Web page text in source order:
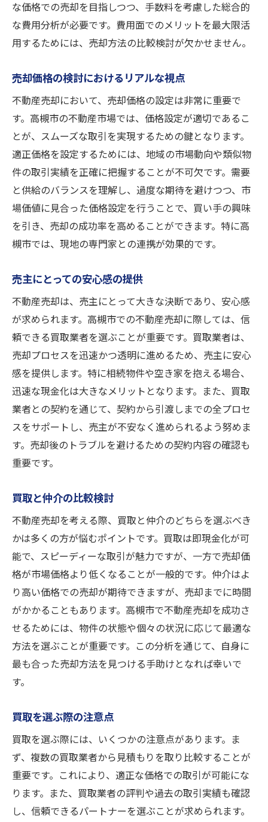
な価格での売却を目指しつつ、手数料を考慮した総合的
な費用分析が必要です。費用面でのメリットを最大限活
用するためには、売却方法の比較検討が欠かせません。
売却価格の検討におけるリアルな視点
不動産売却において、売却価格の設定は非常に重要で
す。高槻市の不動産市場では、価格設定が適切であるこ
とが、スムーズな取引を実現するための鍵となります。
適正価格を設定するためには、地域の市場動向や類似物
件の取引実績を正確に把握することが不可欠です。需要
と供給のバランスを理解し、過度な期待を避けつつ、市
場価値に見合った価格設定を行うことで、買い手の興味
を引き、売却の成功率を高めることができます。特に高
槻市では、現地の専門家との連携が効果的です。
売主にとっての安心感の提供
不動産売却は、売主にとって大きな決断であり、安心感
が求められます。高槻市での不動産売却に際しては、信
頼できる買取業者を選ぶことが重要です。買取業者は、
売却プロセスを迅速かつ透明に進めるため、売主に安心
感を提供します。特に相続物件や空き家を抱える場合、
迅速な現金化は大きなメリットとなります。また、買取
業者との契約を通じて、契約から引渡しまでの全プロセ
スをサポートし、売主が不安なく進められるよう努めま
す。売却後のトラブルを避けるための契約内容の確認も
重要です。
買取と仲介の比較検討
不動産売却を考える際、買取と仲介のどちらを選ぶべき
かは多くの方が悩むポイントです。買取は即現金化が可
能で、スピーディーな取引が魅力ですが、一方で売却価
格が市場価格より低くなることが一般的です。仲介はよ
り高い価格での売却が期待できますが、売却までに時間
がかかることもあります。高槻市で不動産売却を成功さ
せるためには、物件の状態や個々の状況に応じて最適な
方法を選ぶことが重要です。この分析を通じて、自身に
最も合った売却方法を見つける手助けとなれば幸いで
す。
買取を選ぶ際の注意点
買取を選ぶ際には、いくつかの注意点があります。ま
ず、複数の買取業者から見積もりを取り比較することが
重要です。これにより、適正な価格での取引が可能にな
ります。また、買取業者の評判や過去の取引実績も確認
し、信頼できるパートナーを選ぶことが求められます。